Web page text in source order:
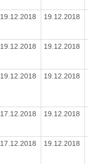
19.12.2018 19.12.2018
19.12.2018 19.12.2018
19.12.2018 19.12.2018
17.12.2018 19.12.2018
17.12.2018 19.12.2018